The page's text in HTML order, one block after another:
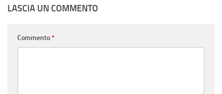
LASCIA UN COMMENTO
Commento*